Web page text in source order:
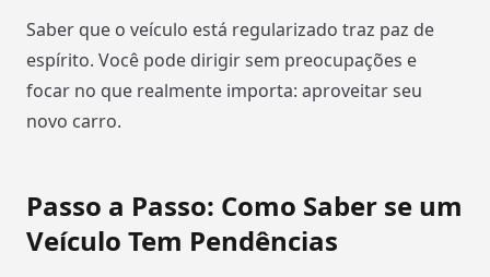
Saber que o veículo está regularizado traz paz de
espírito. Você pode dirigir sem preocupações e
focar no que realmente importa: aproveitar seu
novo carro.
Passo a Passo: Como Saber se um
Veículo Tem Pendências